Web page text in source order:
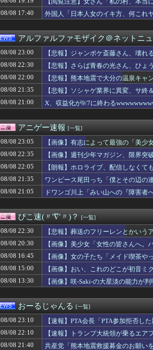
【悲報】東京大学、『完全終了』のお知らせ・・
レス半年で妻の胸が小さくなった。だが突然・・
【動画】ヘイポーの謝罪とかいう伝説の企画ｗｗ
【画像】地味爆乳女子「これ新しい水着…似合って
【速報】PTA会長「PTA参加拒否した親へ最終警告
【危ない危ない】水着ガチャで奇跡を起こせ！雪
飲み会のたびに女社員へ「俺って結婚願望ないん
【悲報】東京に住んでるやつ、アホ。メリットが
DeNA3位浮上！ 馬場皐輔が延長2イニングピシャ
【セ順位】虎兎=====//===‐星=燕==竜==鯉 【8/8】
最強キラフロルレイド＆キラーメ、キラフロルの
SCの授乳室から父親が出てきた。双子連れの私は
【画像】美人JD「すき家のローストビーフ丼1人
【悲報】日本の盆踊り文化、キモオタに浸食され
【画像】神田明神さん、秋葉原のメイドを集めて
藤川球児はなぜ素直に遊撃手元山、左翼手髙寺がで
【画像】有志によって最強の「美少女ゲームラ
AIが自然界にないウイルスを設計、16種類で増殖
【遊戯王】Fカップの「ドラテ」はなんでこんな
小中学校で私をいじめていた同級生たちと同窓会
友廣南実アナ 海に落ちてパンツが透けてしまう
【愛知】サーフィン中に溺れ公務員の男性（46
中国製自動車、不具合によりドアが勝手に開いて
【朗報】寺田心、ベンチプレス110kgｗｗｗｗｗ
ワイみたいな『勉強だけできる高学歴発達障害者
【ウマ娘】見た目に反してシナリオが激重だった
道の駅に野菜や果物出荷してるんやけど「こうい
教習所で入校時に色判定があって「みどり」って
キズナアイが加藤純一と絡み出したけどどうなん
【にじさんじ】酒寄、「けんチャイ」に来店！ラ
【医師解説】飲酒後の「締めのラーメン欲」の原
【悲報】「ビッグモーター」とかいう完全に逃げ
カツオ「あれから１２年…僕たちはみんなクズに
中日・今季初の５連勝で８月は６勝１敗
【画像】セブンイレブンのバイト「AIにちいか
08/08 17:40
外国人「日本人女のイキ方、何こ
アルファルファモザイク＠ネットニ
08/08 23:00
【悲報】ジャンポケ斎藤さん、壊れ
08/08 22:30
【悲報】さらば青春の光さん、ひ
08/08 22:00
【悲報】熊本地震で大分の温泉キ
08/08 21:35
【悲報】ソシャゲ業界に異変、サ
08/08 21:00
X、収益化が9/7に終わる
アニゲー速報 [一覧]
08/08 23:05
【画像】有志によって最強の「美
08/08 22:35
【画像】週刊少年マガジン、限界突
08/08 22:05
【朗報】ホロライブ、配信しなく
08/08 21:35
ワンピース尾田っち「僕とその辺の
08/08 21:05
ドワンゴ川上「みい山への『障害者
ぴこ速(〃'∇'〃)？ [一覧]
08/08 22:30
【悲報】葬送のフリーレンとかい
08/08 20:30
【画像】美少女「女性の皆さんへ。
08/08 16:45
【画像】女の子たち「メイド喫茶
08/08 15:00
【画像】おい、これのどこが初音ミ
08/08 13:30
【画像】咲-Saki-の大星淡の能力が
おーるじゃんる [一覧]
08/08 23:10
【速報】PTA会長「PTA参加拒否し
08/08 22:10
【速報】トランプ大統領が乗るエ
り消す」
08/08 21:40
共産党「熊本地震救援募金のお願い